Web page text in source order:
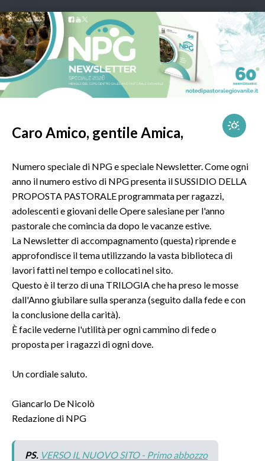
Caro Amico, gentile Amica,
Numero speciale di NPG e speciale Newsletter. Come ogni
anno il numero estivo di NPG presenta il SUSSIDIO DELLA
PROPOSTA PASTORALE programmata per ragazzi,
adolescenti e giovani delle Opere salesiane per l'anno
pastorale che comincia da dopo le vacanze estive.
La Newsletter di accompagnamento (questa) riprende e
approfondisce il tema utilizzando la vasta biblioteca di
lavori fatti nel tempo e collocati nel sito.
Questo è il terzo di una TRILOGIA che ha preso le mosse
dall'Anno giubilare sulla speranza (seguito dalla fede e con
la conclusione della carità).
È facile vederne l'utilità per ogni cammino di fede o
proposta per i ragazzi di ogni dove.
Un cordiale saluto.
Giancarlo De Nicolò
Redazione di NPG
PS. VERSO IL NUOVO SITO - Primo abbozzo